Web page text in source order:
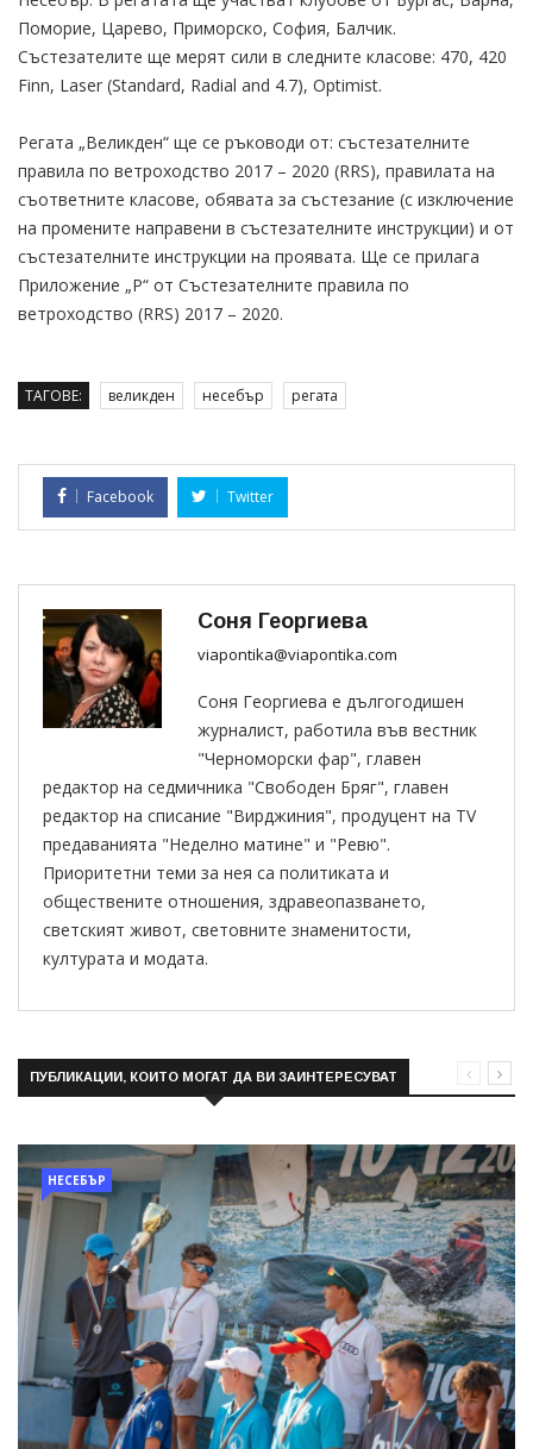
Поморие, Царево, Приморско, София, Балчик.
Състезателите ще мерят сили в следните класове: 470, 420
Finn, Laser (Standard, Radial and 4.7), Optimist.
Регата „Великден“ ще се ръководи от: състезателните
правила по ветроходство 2017 – 2020 (RRS), правилата на
съответните класове, обявата за състезание (с изключение
на промените направени в състезателните инструкции) и от
състезателните инструкции на проявата. Ще се прилага
Приложение „P“ от Състезателните правила по
ветроходство (RRS) 2017 – 2020.
ТАГОВЕ: великден несебър регата
Facebook Twitter
Соня Георгиева
viapontika@viapontika.com
Соня Георгиева е дългогодишен
журналист, работила във вестник
"Черноморски фар", главен
редактор на седмичника "Свободен Бряг", главен
редактор на списание "Вирджиния", продуцент на TV
предаванията "Неделно матине" и "Ревю".
Приоритетни теми за нея са политиката и
обществените отношения, здравеопазването,
светският живот, световните знаменитости,
културата и модата.
ПУБЛИКАЦИИ, КОИТО МОГАТ ДА ВИ ЗАИНТЕРЕСУВАТ
НЕСЕБЪР